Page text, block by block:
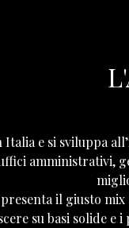
Italia e si sviluppa
amministrativi,
il giusto
su basi solide e